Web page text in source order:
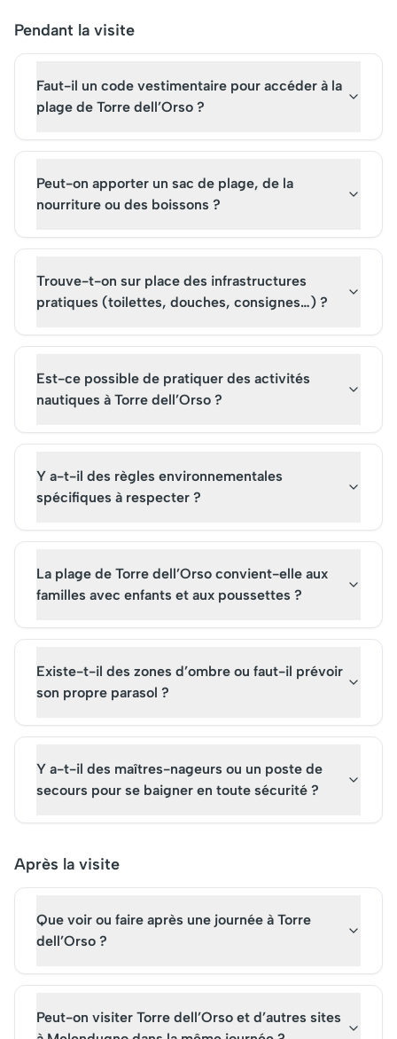
Pendant la visite
Faut-il un code vestimentaire pour accéder à la
plage de Torre dell’Orso ?
Peut-on apporter un sac de plage, de la
nourriture ou des boissons ?
Trouve-t-on sur place des infrastructures
pratiques (toilettes, douches, consignes…) ?
Est-ce possible de pratiquer des activités
nautiques à Torre dell’Orso ?
Y a-t-il des règles environnementales
spécifiques à respecter ?
La plage de Torre dell’Orso convient-elle aux
familles avec enfants et aux poussettes ?
Existe-t-il des zones d’ombre ou faut-il prévoir
son propre parasol ?
Y a-t-il des maîtres-nageurs ou un poste de
secours pour se baigner en toute sécurité ?
Après la visite
Que voir ou faire après une journée à Torre
dell’Orso ?
Peut-on visiter Torre dell’Orso et d’autres sites